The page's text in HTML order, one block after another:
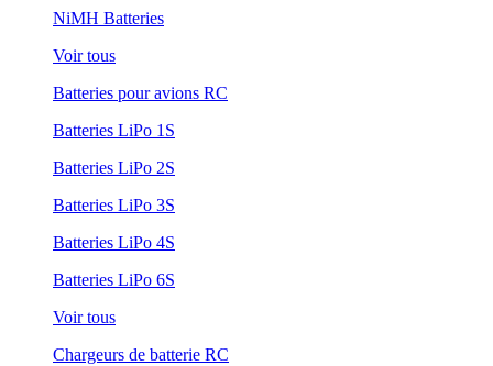
NiMH Batteries
Voir tous
Batteries pour avions RC
Batteries LiPo 1S
Batteries LiPo 2S
Batteries LiPo 3S
Batteries LiPo 4S
Batteries LiPo 6S
Voir tous
Chargeurs de batterie RC